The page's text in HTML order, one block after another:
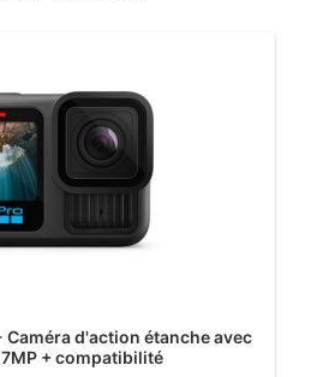
Caméra d'action étanche avec
+ compatibilité